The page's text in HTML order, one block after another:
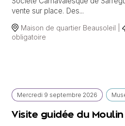
vente sur place. Des...
Maison de quartier Beausoleil |
obligatoire
Mercredi 9 septembre 2026
Visite guidée du